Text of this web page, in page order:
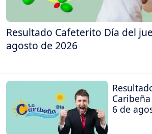
Resultado Cafeterito Día del
agosto de 2026
6 de